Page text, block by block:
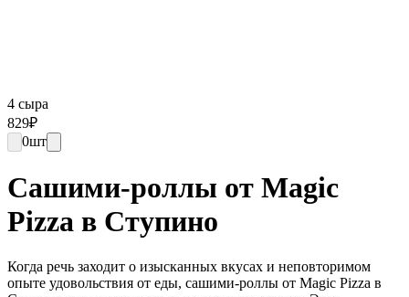
4 сыра
829₽
0шт
Сашими-роллы от Magic
Pizza в Ступино
Когда речь заходит о изысканных вкусах и неповторимом
опыте удовольствия от еды, сашими-роллы от Magic Pizza в